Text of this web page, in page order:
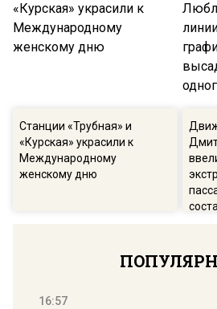
Станции «Трубная» и
«Курская» украсили к
Международному
женскому дню
16:57